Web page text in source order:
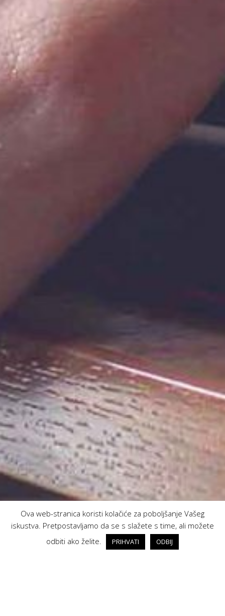
Ova web-stranica koristi kolačiće za poboljšanje Vašeg
iskustva. Pretpostavljamo da se s slažete s time, ali možete
odbiti ako želite.
PRIHVATI ODBIJ